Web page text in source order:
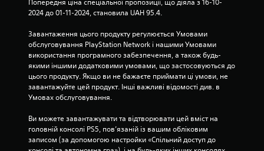
ц
і
о
к
2024 до 01-11-2024, становила UAH 95.4.
Завантаження цього продукту регулюється Умовами
обслуговування PlayStation Network і нашими Умовами
використання програмного забезпечення, а також будь-
якими іншими додатковими умовами, що застосовуються до
цього продукту. Якщо ви не бажаєте приймати ці умови, не
завантажуйте цей продукт. Інші важливі відомості див. в
Умовах обслуговування.
Ви можете завантажувати та відтворювати цей вміст на
головній консолі PS5, пов’язаній із вашим обліковим
записом (за допомогою настройки «Спільний доступ до